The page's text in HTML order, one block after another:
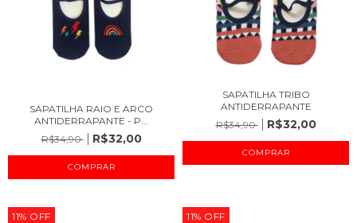
SAPATILHA RAIO E ARCO
ANTIDERRAPANTE - P...
R$34,90
R$32,00
COMPRAR
SAPATILHA TRIBO
ANTIDERRAPANTE
R$34,90
R$32,00
COMPRAR
11% OFF 11% OFF